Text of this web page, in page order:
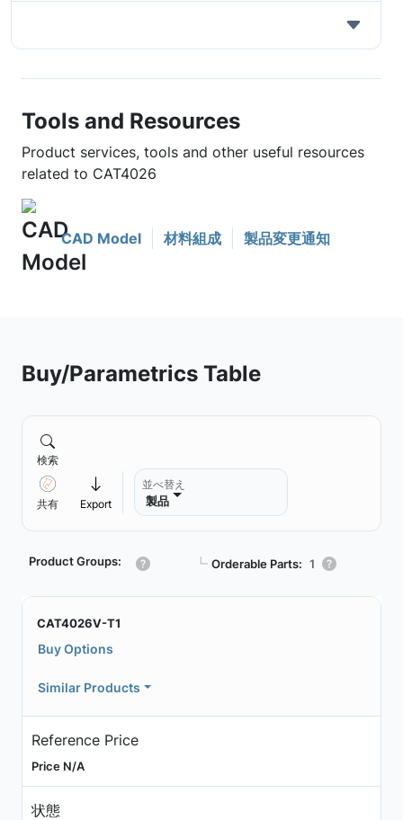
Tools and Resources
Product services, tools and other useful resources
related to CAT4026
CAD Model 材料組成 製品変更通知
Buy/Parametrics Table
検索
共有 Export
並べ替え
製品
Product Groups: ┗ Orderable Parts: 1
CAT4026V-T1
Buy Options
Similar Products
Reference Price
Price N/A
状態